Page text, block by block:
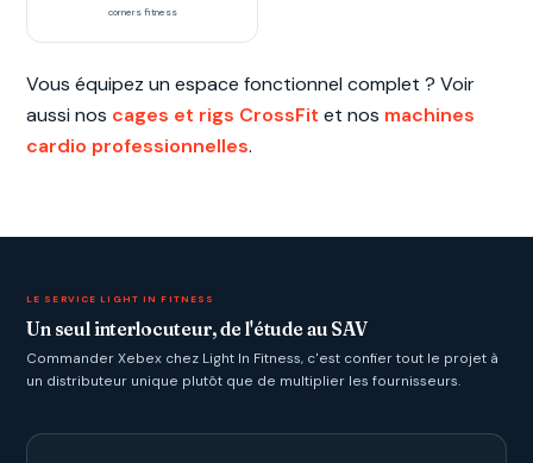
corners fitness
Vous équipez un espace fonctionnel complet ? Voir
aussi nos cages et rigs CrossFit et nos machines
cardio professionnelles.
LE SERVICE LIGHT IN FITNESS
Un seul interlocuteur, de l'étude au SAV
Commander Xebex chez Light In Fitness, c'est confier tout le projet à
un distributeur unique plutôt que de multiplier les fournisseurs.